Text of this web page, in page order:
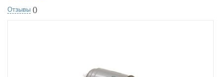
Отзывы ()